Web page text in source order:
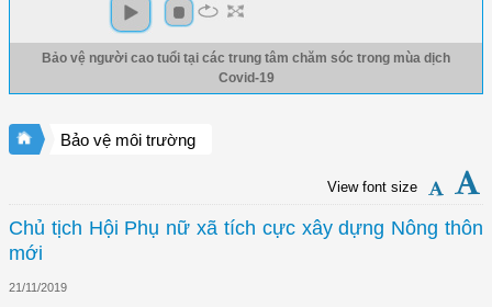
Bảo vệ người cao tuổi tại các trung tâm chăm sóc trong mùa dịch
Covid-19
Bảo vệ môi trường
View font size
Chủ tịch Hội Phụ nữ xã tích cực xây dựng Nông thôn
mới
21/11/2019